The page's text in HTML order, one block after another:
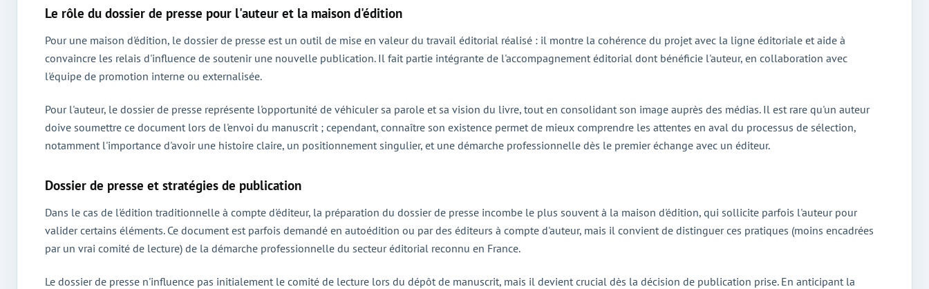
Le rôle du dossier de presse pour l'auteur et la maison d'édition
Pour une maison d'édition, le dossier de presse est un outil de mise en valeur du travail éditorial réalisé : il montre la cohérence du projet avec la ligne éditoriale et aide à
convaincre les relais d'influence de soutenir une nouvelle publication. Il fait partie intégrante de l'accompagnement éditorial dont bénéficie l'auteur, en collaboration avec
l'équipe de promotion interne ou externalisée.
Pour l'auteur, le dossier de presse représente l'opportunité de véhiculer sa parole et sa vision du livre, tout en consolidant son image auprès des médias. Il est rare qu'un auteur
doive soumettre ce document lors de l'envoi du manuscrit ; cependant, connaître son existence permet de mieux comprendre les attentes en aval du processus de sélection,
notamment l'importance d'avoir une histoire claire, un positionnement singulier, et une démarche professionnelle dès le premier échange avec un éditeur.
Dossier de presse et stratégies de publication
Dans le cas de l'édition traditionnelle à compte d'éditeur, la préparation du dossier de presse incombe le plus souvent à la maison d'édition, qui sollicite parfois l'auteur pour
valider certains éléments. Ce document est parfois demandé en autoédition ou par des éditeurs à compte d'auteur, mais il convient de distinguer ces pratiques (moins encadrées
par un vrai comité de lecture) de la démarche professionnelle du secteur éditorial reconnu en France.
Le dossier de presse n'influence pas initialement le comité de lecture lors du dépôt de manuscrit, mais il devient crucial dès la décision de publication prise. En anticipant la